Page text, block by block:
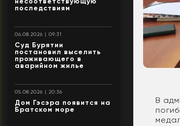
последствиям
06.08.2026 | 09:31
Суд Бурятии
постановил выселить
проживающего в
аварийном жилье
05.08.2026 | 20:36
Дом Гэсэра появится на
Братском море
В